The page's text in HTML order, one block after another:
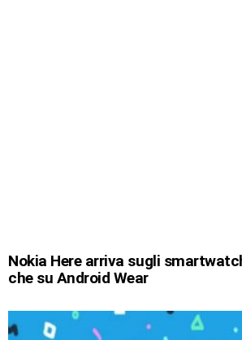
Nokia Here arriva sugli
che su Android Wear